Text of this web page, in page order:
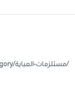
/مستلزمات-العباية/https://lulwamoda.com/product-category/